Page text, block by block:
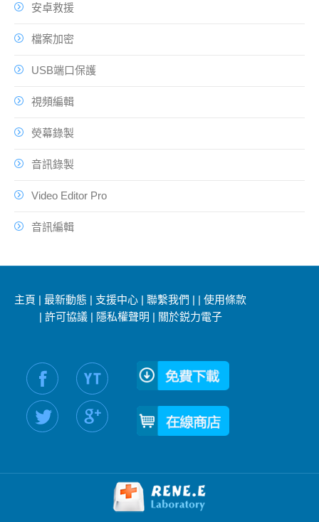
安卓救援
檔案加密
USB端口保護
視頻編輯
熒幕錄製
音訊錄製
Video Editor Pro
音訊編輯
主頁 |最新動態 | 支援中心 |聯繫我們 | |使用條款
| 許可協議| 隱私權聲明 | 關於鋭力電子
社交媒體信息：